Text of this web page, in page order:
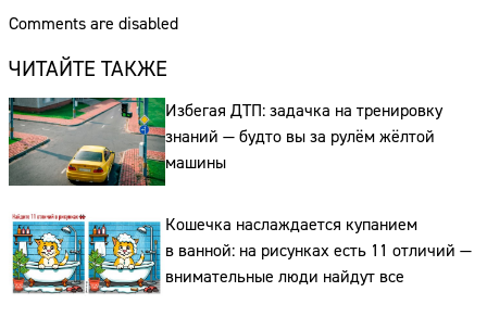
Comments are disabled
ЧИТАЙТЕ ТАКЖЕ
Избегая ДТП: задачка на тренировку
знаний — будто вы за рулём жёлтой
машины
Кошечка наслаждается купанием
в ванной: на рисунках есть 11 отличий —
внимательные люди найдут все